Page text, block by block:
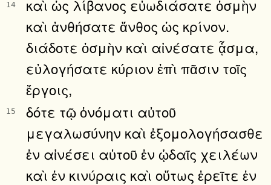
14
καὶ ὡς λίβανος εὐωδιάσατε ὀσμὴν
καὶ ἀνθήσατε ἄνθος ὡς κρίνον.
διάδοτε ὀσμὴν καὶ αἰνέσατε ᾆσμα,
εὐλογήσατε κύριον ἐπὶ πᾶσιν τοῖς
ἔργοις,
15
δότε τῷ ὀνόματι αὐτοῦ
μεγαλωσύνην καὶ ἐξομολογήσασθε
ἐν αἰνέσει αὐτοῦ ἐν ᾠδαῖς χειλέων
καὶ ἐν κινύραις καὶ οὕτως ἐρεῖτε ἐν